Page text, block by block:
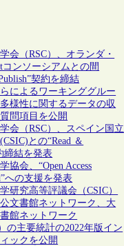
会（RSC）、オランダ・
コンソーシアムとの間
契約を締結
によるワーキンググルー
様性に関するデータの収
問項目を公開
会（RSC）、スペイン国立
との“Read ＆
締結を発表
協会、“Open Access
への支援を発表
研究高等評議会（CSIC）
文書館ネットワーク、大
館ネットワーク
の主要統計の2022年版イン
ックを公開